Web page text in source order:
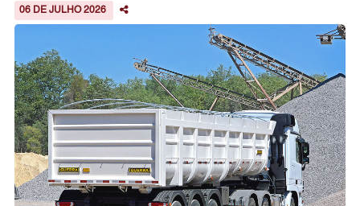
06 DE JULHO 2026